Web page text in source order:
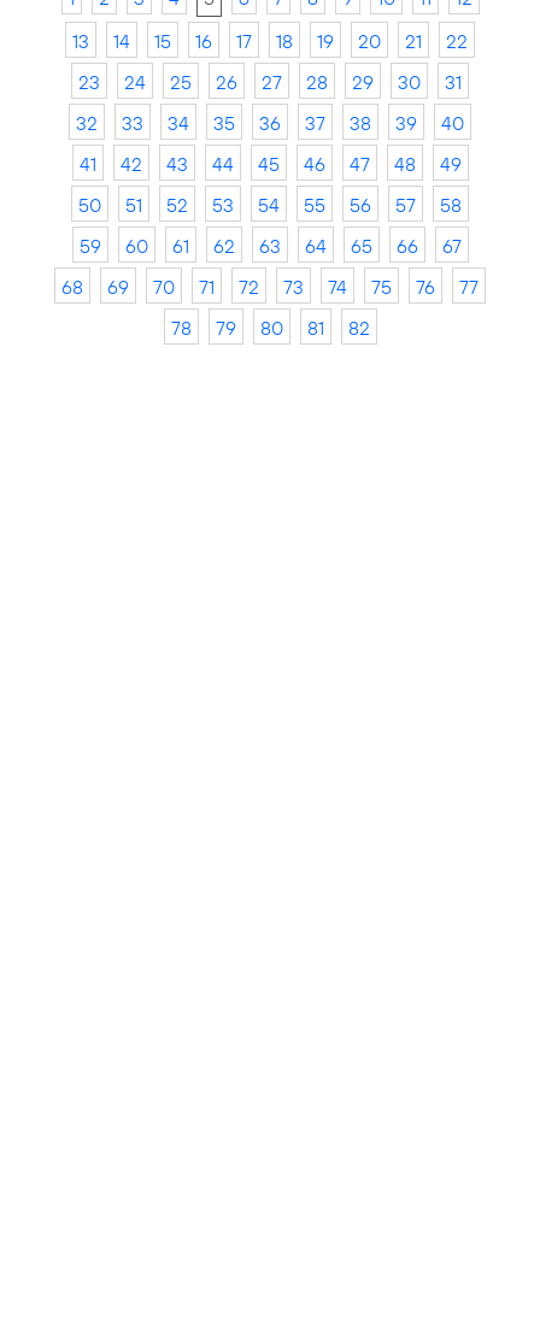
13
14 15 16 17 18 19 20 21
22
23
24 25 26 27 28 29 30
31
32
33 34 35 36 37 38 39
40
41
42 43 44 45 46 47 48
49
50
51 52 53 54 55 56 57
58
59
60 61 62 63 64 65 66
67
68
69 70 71 72 73 74 75 76
77
78
79 80 81 82